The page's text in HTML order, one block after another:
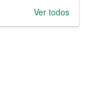
Ver todos